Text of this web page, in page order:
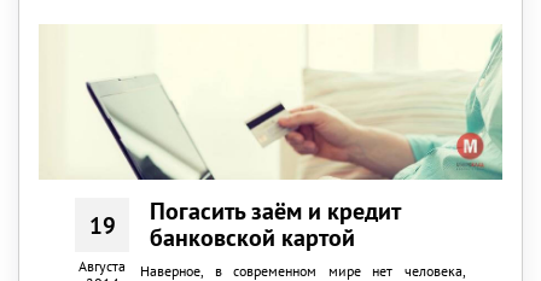
19
Августа
Погасить заём и кредит
банковской картой
Наверное, в современном мире нет человека,